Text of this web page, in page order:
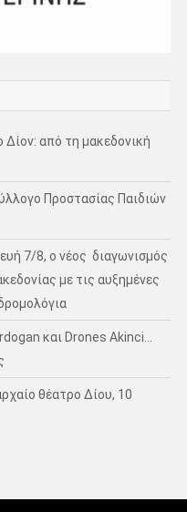
Δίον: από τη μακεδονική
Προστασίας Παιδιών
7/8, ο νέος διαγωνισμός
με τις αυξημένες
και Drones Akinci…
θέατρο Δίου, 10